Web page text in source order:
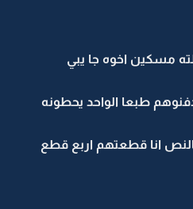
مسكين اخوه جا يبي
طبعا الواحد يحطونه
انا قطعتهم اربع قطع